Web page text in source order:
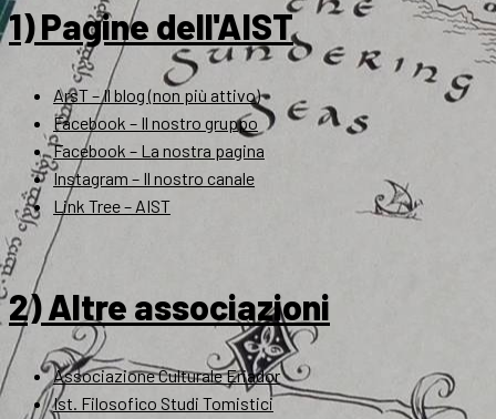
1) Pagine dell'AIST
ArsT – Il blog (non più attivo)
Facebook – Il nostro gruppo
Facebook – La nostra pagina
Instagram – Il nostro canale
Link Tree – AIST
2) Altre associazioni
Associazione Culturale Eriador
Ist. Filosofico Studi Tomistici